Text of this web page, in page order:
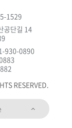
1529
공단길 14
930-0890
RESERVED.